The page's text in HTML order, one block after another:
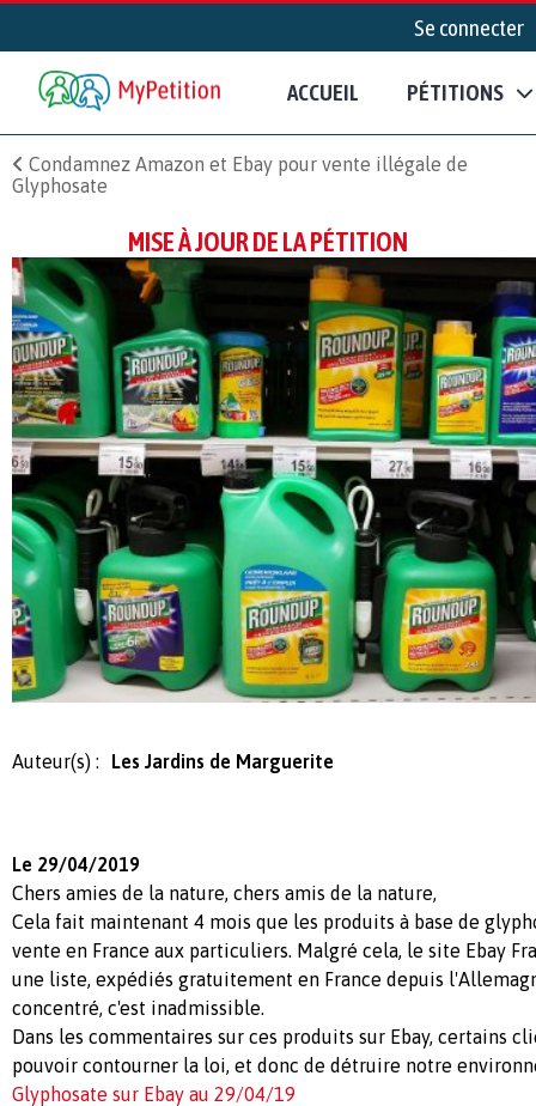
Se connecter
ACCUEIL PÉTITIONS
Condamnez Amazon et Ebay pour vente illégale de
Glyphosate
MISE À JOUR DE LA PÉTITION
Auteur(s) : Les Jardins de Marguerite
Le 29/04/2019
Chers amies de la nature, chers amis de la nature,
Cela fait maintenant 4 mois que les produits à base de
vente en France aux particuliers. Malgré cela, le site Ebay
une liste, expédiés gratuitement en France depuis
concentré, c'est inadmissible.
Dans les commentaires sur ces produits sur Ebay, certains
pouvoir contourner la loi, et donc de détruire notre
Glyphosate sur Ebay au 29/04/19